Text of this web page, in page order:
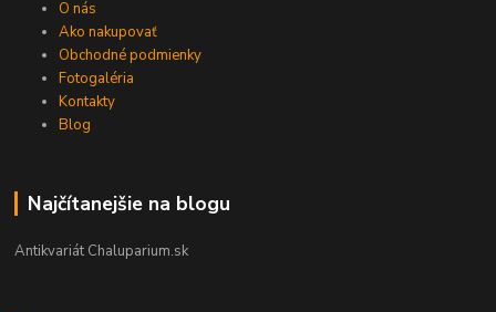
O nás
Ako nakupovať
Obchodné podmienky
Fotogaléria
Kontakty
Blog
Najčítanejšie na blogu
Antikvariát Chaluparium.sk